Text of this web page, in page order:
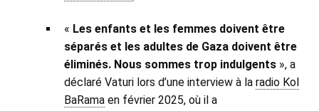
« Les enfants et les femmes doivent être
séparés et les adultes de Gaza doivent être
éliminés. Nous sommes trop indulgents », a
déclaré Vaturi lors d’une interview à la radio Kol
BaRama en février 2025, où il a